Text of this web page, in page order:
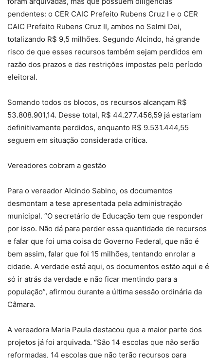
pendentes: o CER CAIC Prefeito Rubens Cruz I e o CER
CAIC Prefeito Rubens Cruz II, ambos no Selmi Dei,
totalizando R$ 9,5 milhões. Segundo Alcindo, há grande
risco de que esses recursos também sejam perdidos em
razão dos prazos e das restrições impostas pelo período
eleitoral.
Somando todos os blocos, os recursos alcançam R$
53.808.901,14. Desse total, R$ 44.277.456,59 já estariam
definitivamente perdidos, enquanto R$ 9.531.444,55
seguem em situação considerada crítica.
Vereadores cobram a gestão
Para o vereador Alcindo Sabino, os documentos
desmontam a tese apresentada pela administração
municipal. “O secretário de Educação tem que responder
por isso. Não dá para perder essa quantidade de recursos
e falar que foi uma coisa do Governo Federal, que não é
bem assim, falar que foi 15 milhões, tentando enrolar a
cidade. A verdade está aqui, os documentos estão aqui e é
só ir atrás da verdade e não ficar mentindo para a
população”, afirmou durante a última sessão ordinária da
Câmara.
A vereadora Maria Paula destacou que a maior parte dos
projetos já foi arquivada. “São 14 escolas que não serão
reformadas, 14 escolas que não terão recursos para